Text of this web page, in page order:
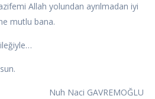
Allah yolundan ayrılmadan iyi
mutlu bana.
Nuh Naci GAVREMOĞLU